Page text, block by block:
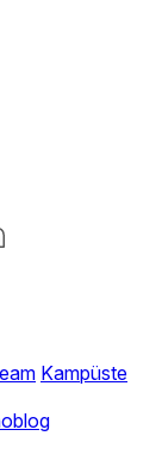
Kampüste